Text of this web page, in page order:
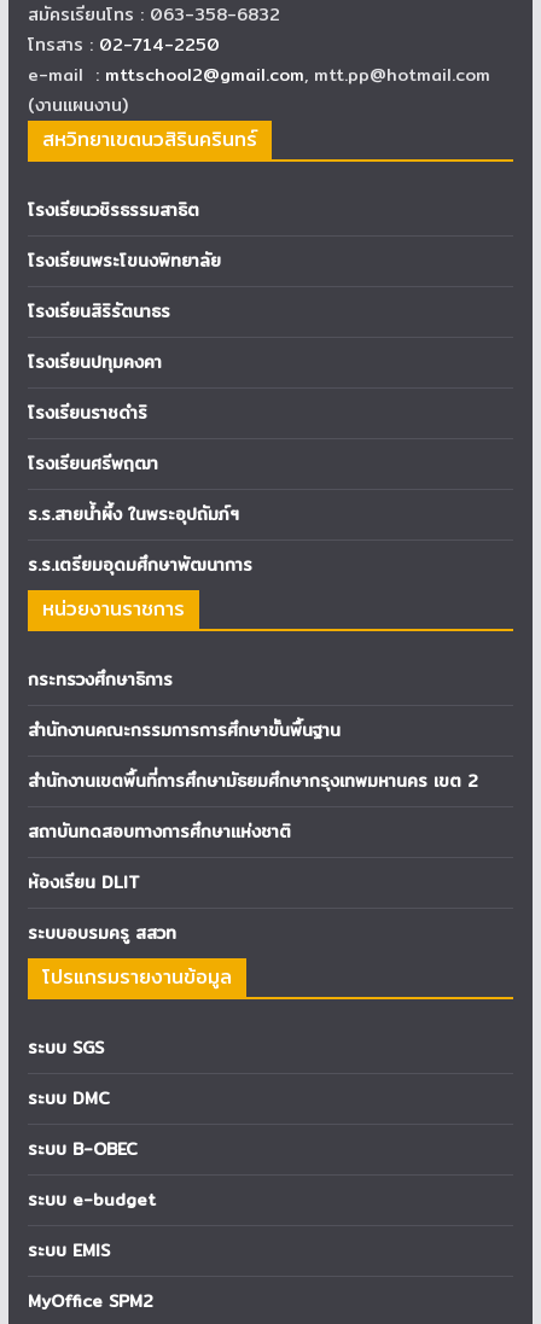
สมัครเรียนโทร : 063-358-6832
โทรสาร : 02-714-2250
e-mail : mttschool2@gmail.com, mtt.pp@hotmail.com
(งานแผนงาน)
สหวิทยาเขตนวสิรินครินทร์
โรงเรียนวชิรธรรมสาธิต
โรงเรียนพระโขนงพิทยาลัย
โรงเรียนสิริรัตนาธร
โรงเรียนปทุมคงคา
โรงเรียนราชดำริ
โรงเรียนศรีพฤฒา
ร.ร.สายน้ำผึ้ง ในพระอุปถัมภ์ฯ
ร.ร.เตรียมอุดมศึกษาพัฒนาการ
หน่วยงานราชการ
กระทรวงศึกษาธิการ
สำนักงานคณะกรรมการการศึกษาขั้นพื้นฐาน
สำนักงานเขตพื้นที่การศึกษามัธยมศึกษากรุงเทพมหานคร เขต 2
สถาบันทดสอบทางการศึกษาแห่งชาติ
ห้องเรียน DLIT
ระบบอบรมครู สสวท
โปรแกรมรายงานข้อมูล
ระบบ SGS
ระบบ DMC
ระบบ B-OBEC
ระบบ e-budget
ระบบ EMIS
MyOffice SPM2